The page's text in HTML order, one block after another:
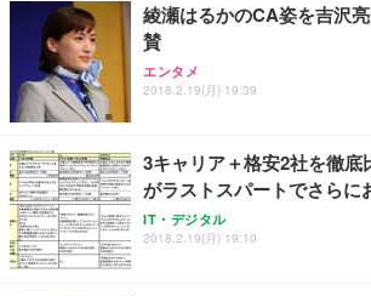
綾瀬はるかのCA姿を吉沢
賛
エンタメ
2018.2.19(月) 19:39
3キャリア＋格安2社を徹底
がラストスパートでさらに
IT・デジタル
2018.2.19(月) 19:10